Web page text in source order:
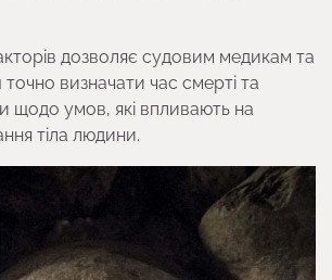
дозволяє судовим медикам та
визначати час смерті та
щодо умов, які впливають на
тіла людини.